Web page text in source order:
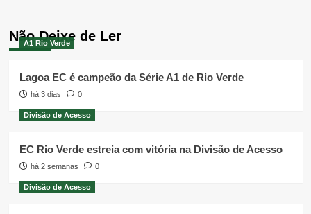
Não Deixe de Ler
A1 Rio Verde
Lagoa EC é campeão da Série A1 de Rio Verde
há 3 dias 0
Divisão de Acesso
EC Rio Verde estreia com vitória na Divisão de Acesso
há 2 semanas 0
Divisão de Acesso